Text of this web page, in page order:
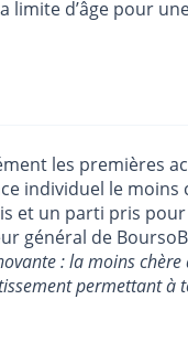
limite d’âge pour
les premières
individuel le moins
et un parti pris pour
général de
: la moins
permettant à